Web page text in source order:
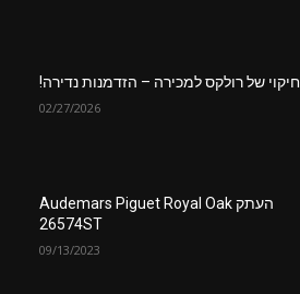
חיקוי של רולקס למכירה – הזדמנות נדירה!
02/27/2026
העתק Audemars Piguet Royal Oak
26574ST
09/13/2023